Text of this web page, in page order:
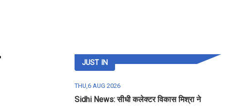
JUST IN
THU,6 AUG 2026
Sidhi News: सीधी कलेक्टर विकास मिश्रा ने